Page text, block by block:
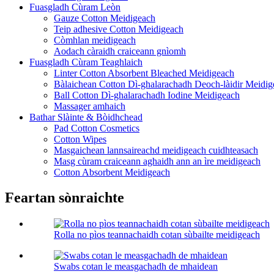
Fuasgladh Cùram Leòn
Gauze Cotton Meidigeach
Teip adhesive Cotton Meidigeach
Còmhlan meidigeach
Aodach càraidh craiceann gnìomh
Fuasgladh Cùram Teaghlaich
Linter Cotton Absorbent Bleached Meidigeach
Bàlaichean Cotton Dì-ghalarachadh Deoch-làidir
Ball Cotton Dì-ghalarachadh Iodine Meidigeach
Massager amhaich
Bathar Slàinte & Bòidhchead
Pad Cotton Cosmetics
Cotton Wipes
Masgaichean lannsaireachd meidigeach cuidhteasach
Masg cùram craiceann aghaidh ann an ìre meidigeach
Cotton Absorbent Meidigeach
Feartan sònraichte
Rolla no pìos teannachaidh cotan sùbailte meidigeach
Swabs cotan le measgachadh de mhaidean